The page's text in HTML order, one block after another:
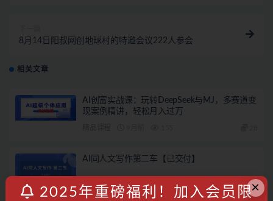
8月14日阳叔网创地球村的特邀会议222人参会
相关文章
AI创富实战课：玩转DeepSeek与MJ，多赛道变
现案例精讲，轻松月入过万
AI同人文写作第二车【已交付】
阳叔担保 10月前 532 ×
2025年重磅福利！加入会员限